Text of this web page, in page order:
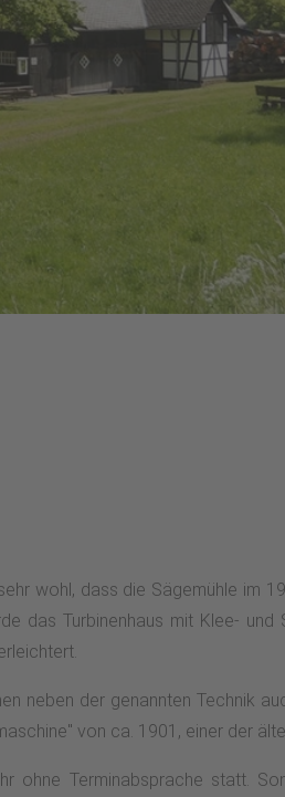
wohl, dass die Sägemühle im
das Turbinenhaus mit Klee-
neben der genannten Technik
von ca. 1901, einer der
ohne Terminabsprache statt.